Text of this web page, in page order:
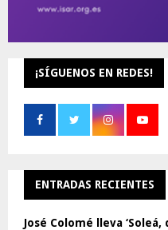
¡SÍGUENOS EN REDES!
ENTRADAS RECIENTES
José Colomé lleva